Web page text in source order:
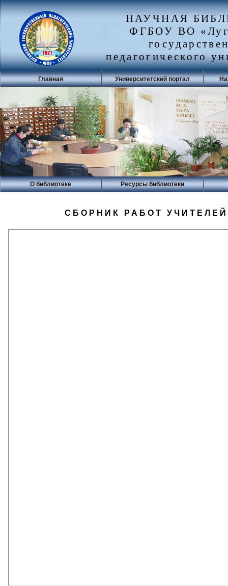
НАУЧНАЯ
ФГБОУ ВО
педагогического
Главная Университетский портал
О библиотеке Ресурсы библиотеки
СБОРНИК РАБОТ